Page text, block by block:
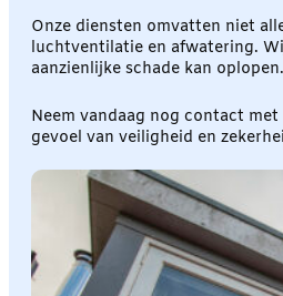
Onze diensten omvatten niet
luchtventilatie en afwatering.
aanzienlijke schade kan
Neem vandaag nog contact
gevoel van veiligheid en